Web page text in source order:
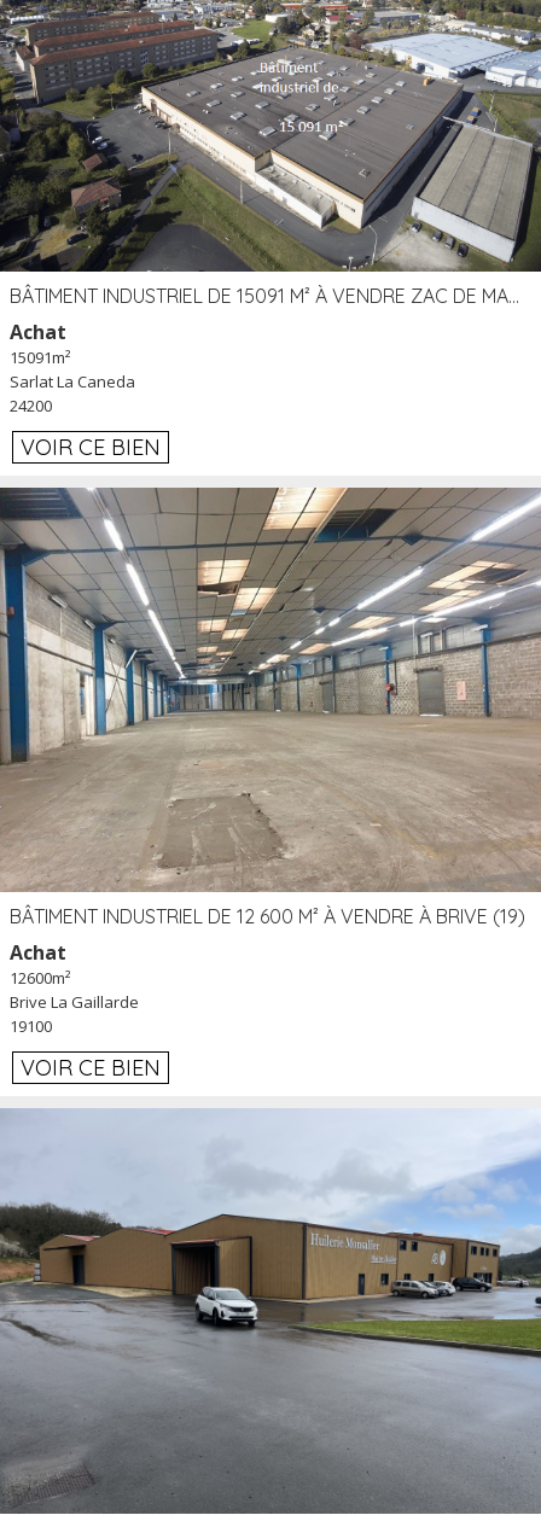
BÂTIMENT INDUSTRIEL DE 15091 M² À VENDRE ZAC DE MADRAZÈS À SARLAT (24)
Achat
15091m²
Sarlat La Caneda
24200
VOIR CE BIEN
BÂTIMENT INDUSTRIEL DE 12 600 M² À VENDRE À BRIVE (19)
Achat
12600m²
Brive La Gaillarde
19100
VOIR CE BIEN